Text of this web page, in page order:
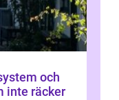
och
inte räcker